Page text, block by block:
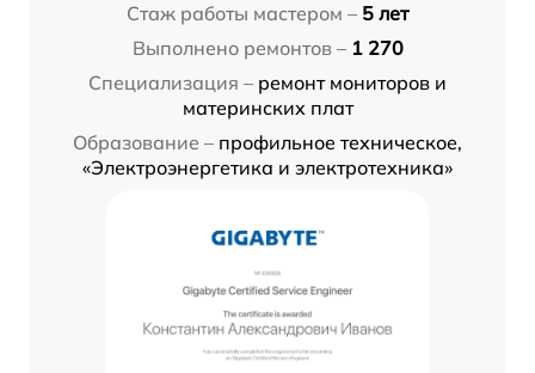
Стаж работы мастером – 5 лет
Выполнено ремонтов – 1 270
Специализация – ремонт мониторов и
материнских плат
Образование – профильное техническое,
«Электроэнергетика и электротехника»